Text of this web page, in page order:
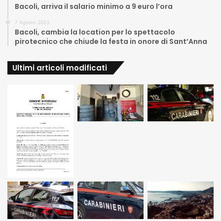
Bacoli, arriva il salario minimo a 9 euro l’ora
7 Agosto 2023
Bacoli, cambia la location per lo spettacolo
pirotecnico che chiude la festa in onore di Sant’Anna
Ultimi articoli modificati